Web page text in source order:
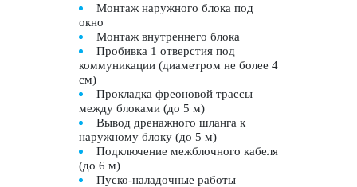
Монтаж наружного блока под
окно
Монтаж внутреннего блока
Пробивка 1 отверстия под
коммуникации (диаметром не более 4
см)
Прокладка фреоновой трассы
между блоками (до 5 м)
Вывод дренажного шланга к
наружному блоку (до 5 м)
Подключение межблочного кабеля
(до 6 м)
Пуско-наладочные работы